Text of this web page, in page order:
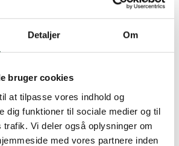
Detaljer Om
bruger cookies
at tilpasse vores indhold og
dig funktioner til sociale medier og til
Vi deler også oplysninger om
med vores partnere inden